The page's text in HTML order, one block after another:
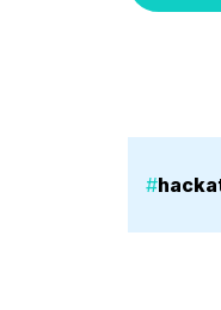
#